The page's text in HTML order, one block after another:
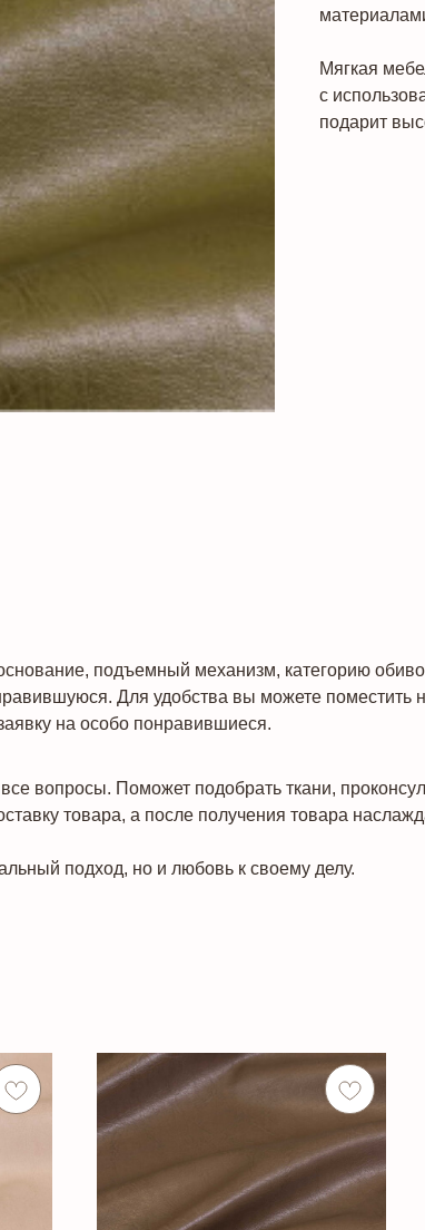
Мягкая
с
подарит
подъемный механизм, категорию
Для удобства вы можете поместить
на особо понравившиеся.
вопросы. Поможет подобрать ткани,
товара, а после получения товара
подход, но и любовь к своему делу.